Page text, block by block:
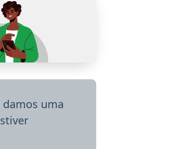
uma